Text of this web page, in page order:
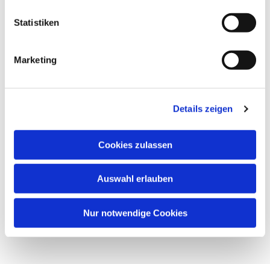
Statistiken
Marketing
Details zeigen
Cookies zulassen
Auswahl erlauben
Nur notwendige Cookies